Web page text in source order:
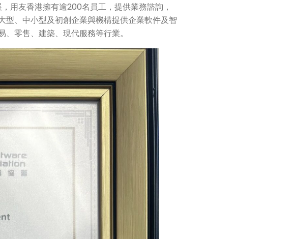
用友香港擁有逾200名員工，提供業務諮詢，
、中小型及初創企業與機構提供企業軟件及智
零售、建築、現代服務等行業。